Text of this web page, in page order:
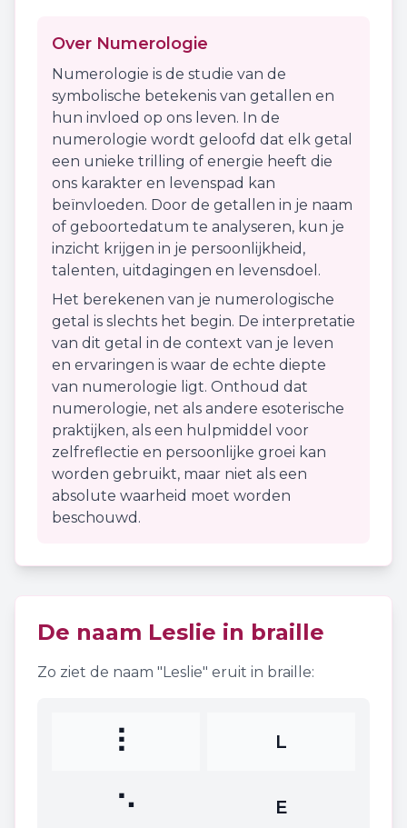
Over Numerologie
Numerologie is de studie van de
symbolische betekenis van getallen en
hun invloed op ons leven. In de
numerologie wordt geloofd dat elk getal
een unieke trilling of energie heeft die
ons karakter en levenspad kan
beïnvloeden. Door de getallen in je naam
of geboortedatum te analyseren, kun je
inzicht krijgen in je persoonlijkheid,
talenten, uitdagingen en levensdoel.
Het berekenen van je numerologische
getal is slechts het begin. De interpretatie
van dit getal in de context van je leven
en ervaringen is waar de echte diepte
van numerologie ligt. Onthoud dat
numerologie, net als andere esoterische
praktijken, als een hulpmiddel voor
zelfreflectie en persoonlijke groei kan
worden gebruikt, maar niet als een
absolute waarheid moet worden
beschouwd.
De naam Leslie in braille
Zo ziet de naam "Leslie" eruit in braille:
⠇ L
⠑ E